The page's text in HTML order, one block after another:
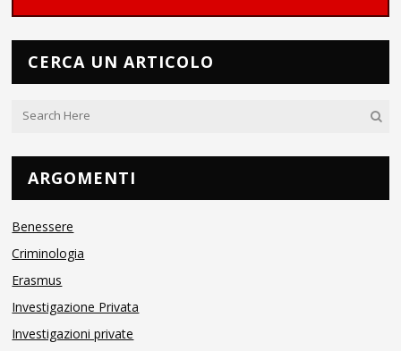
CERCA UN ARTICOLO
ARGOMENTI
Benessere
Criminologia
Erasmus
Investigazione Privata
Investigazioni private